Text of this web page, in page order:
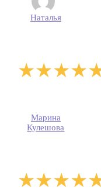
Наталья
Марина
Кулешова